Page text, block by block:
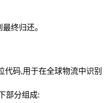
终归还。
代码,用于在全球物流中识别
部分组成: